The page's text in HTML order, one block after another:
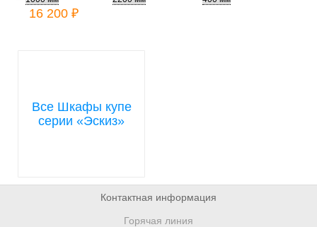
16 200 ₽
Все Шкафы купе
серии «Эскиз»
Контактная информация
Горячая линия